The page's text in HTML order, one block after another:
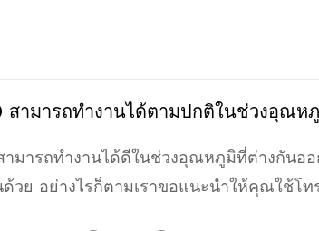
สามารถทำงานได้ตามปกติในช่วงอุณห
ามารถทำงานได้ดีในช่วงอุณหภูมิที่ต่างกันอ
วย อย่างไรก็ตามเราขอแนะนำให้คุณใช้โ